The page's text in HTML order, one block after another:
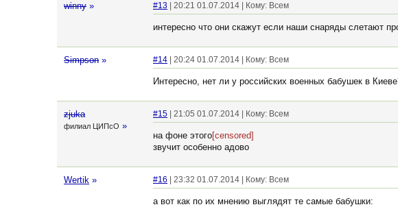
winny » #13 | 20:21 01.07.2014 | Кому: Всем
интересно что они скажут если наши снаряды слетают
Simpson » #14 | 20:24 01.07.2014 | Кому: Всем
Интересно, нет ли у российских военных бабушек в
zjuka
филиал ЦИПсО »
#15 | 21:05 01.07.2014 | Кому: Всем
на фоне этого[censored]
звучит особенно адово
Wertik » #16 | 23:32 01.07.2014 | Кому: Всем
а вот как по их мнению выглядят те самые бабушки: